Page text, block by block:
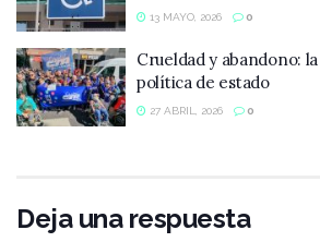
13 MAYO, 2026 0
Crueldad y abandono:
política de estado
27 ABRIL, 2026 0
Deja una respuesta